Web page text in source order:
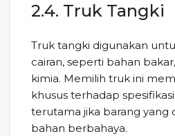
2.4. Truk Tangki
Truk tangki digunakan
cairan, seperti bahan
kimia. Memilih truk ini
khusus terhadap
terutama jika barang yang
bahan berbahaya.